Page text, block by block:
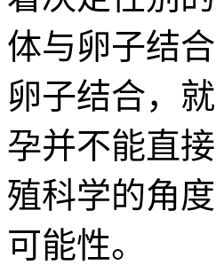
体与卵子结
卵子结合，
孕并不能直
殖科学的角
可能性。